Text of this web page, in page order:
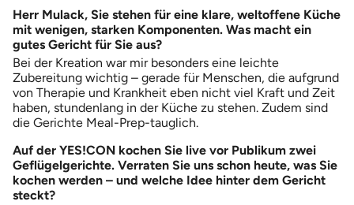
Herr Mulack, Sie stehen für eine klare, weltoffene Küche
mit wenigen, starken Komponenten. Was macht ein
gutes Gericht für Sie aus?
Bei der Kreation war mir besonders eine leichte
Zubereitung wichtig – gerade für Menschen, die aufgrund
von Therapie und Krankheit eben nicht viel Kraft und Zeit
haben, stundenlang in der Küche zu stehen. Zudem sind
die Gerichte Meal-Prep-tauglich.
Auf der YES!CON kochen Sie live vor Publikum zwei
Geflügelgerichte. Verraten Sie uns schon heute, was Sie
kochen werden – und welche Idee hinter dem Gericht
steckt?